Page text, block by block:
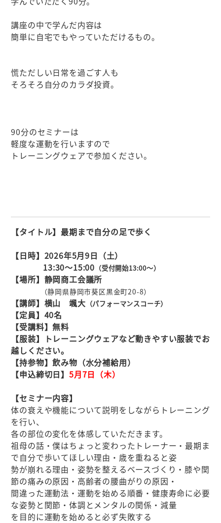
講座の中で学んだ内容は
簡単に自宅でもやっていただけるもの。
慌ただしい日常を過ごす人も
そろそろ自分のカラダ投資。
90分のセミナーは
軽度な運動を行いますので
トレーニングウェアで参加ください。
【タイトル】最期まで自分の足で歩く
【日時】2026年5月9日（土）
13:30～15:00 （受付開始13:00～）
【場所】静岡商工会議所
（静岡県静岡市葵区黒金町20-8）
【講師】横山 颯大 （パフォーマンスコーチ）
【定員】40名
【受講料】無料
【服装】トレーニングウェアなど動きやすい服装でお
越しください。
【持参物】飲み物（水分補給用）
【申込締切日】5月7日（木）
【セミナー内容】
体の衰えや機能について説明をしながらトレーニング
を行い、
各の部位の変化を体感していただきます。
祖母の話・僕はちょっと変わったトレーナー・最期ま
で自分で歩いてほしい理由・歳を重ねると姿
勢が崩れる理由・姿勢を整えるベースづくり・膝や関
節の痛みの原因・高齢者の腰曲がりの原因・
間違った運動法・運動を始める順番・健康寿命に必要
な姿勢と関節・体調とメンタルの関係・減量
を目的に運動を始めると必ず失敗する